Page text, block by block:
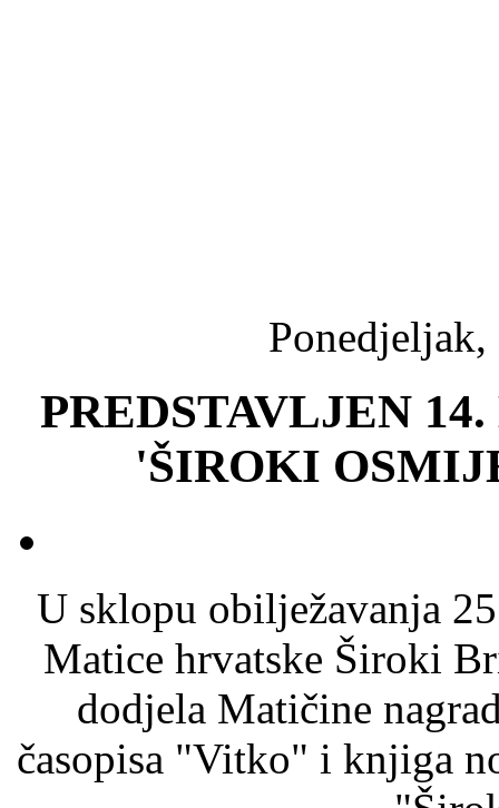
PREDSTAVLJEN
'ŠIROKI
U sklopu obilježavanja
Matice hrvatske Široki
dodjela Matičine
časopisa "Vitko" i knjiga